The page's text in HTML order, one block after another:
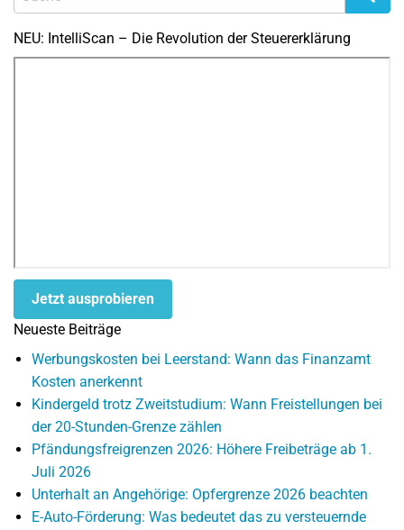
NEU: IntelliScan – Die Revolution der Steuererklärung
Jetzt ausprobieren
Neueste Beiträge
Werbungskosten bei Leerstand: Wann das Finanzamt
Kosten anerkennt
Kindergeld trotz Zweitstudium: Wann Freistellungen bei
der 20-Stunden-Grenze zählen
Pfändungsfreigrenzen 2026: Höhere Freibeträge ab 1.
Juli 2026
Unterhalt an Angehörige: Opfergrenze 2026 beachten
E-Auto-Förderung: Was bedeutet das zu versteuernde